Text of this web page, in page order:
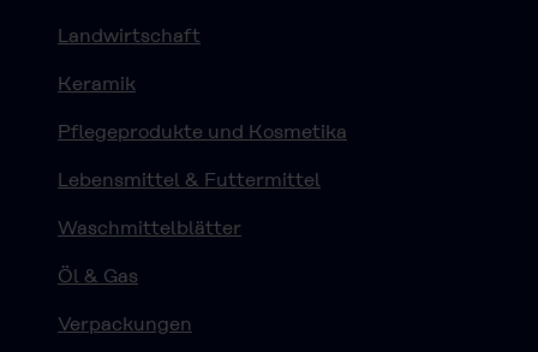
Landwirtschaft
Keramik
Pflegeprodukte und Kosmetika
Lebensmittel & Futtermittel
Waschmittelblätter
Öl & Gas
Verpackungen